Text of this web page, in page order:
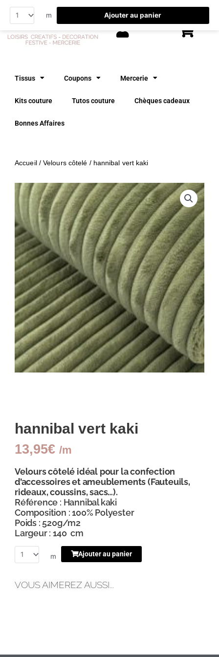
contenu
Tissus Coupons Mercerie
Kits couture Tutos couture Chèques cadeaux
Bonnes Affaires
Accueil/Velours côtelé / hannibal vert kaki
hannibal vert kaki
13,95€ /m
Velours côtelé idéal pour la confection
d’accessoires et ameublements (Fauteuils,
rideaux, coussins, sacs…).
Référence : Hannibal kaki
Composition : 100% Polyester
Poids : 520g/m2
Largeur : 140 cm
m Ajouter au panier
VOUS AIMEREZ AUSSI...
m Ajouter au panier